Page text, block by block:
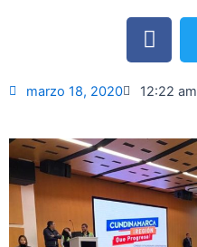
F
a
c
e
o
k
marzo 18, 2020 12:22 am